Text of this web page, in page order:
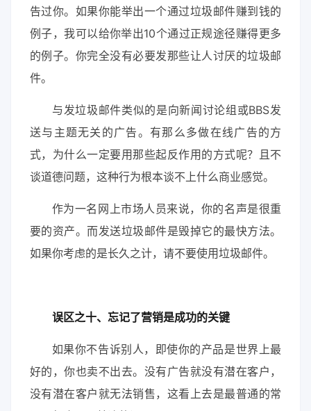
告过你。如果你能举出一个通过垃圾邮件赚到钱的
例子，我可以给你举出10个通过正规途径赚得更多
的例子。你完全没有必要发那些让人讨厌的垃圾邮
件。
与发垃圾邮件类似的是向新闻讨论组或BBS发
送与主题无关的广告。有那么多做在线广告的方
式，为什么一定要用那些起反作用的方式呢？且不
谈道德问题，这种行为根本谈不上什么商业感觉。
作为一名网上市场人员来说，你的名声是很重
要的资产。而发送垃圾邮件是毁掉它的最快方法。
如果你考虑的是长久之计，请不要使用垃圾邮件。
误区之十、忘记了营销是成功的关键
如果你不告诉别人，即使你的产品是世界上最
好的，你也卖不出去。没有广告就没有潜在客户，
没有潜在客户就无法销售，这看上去是最普通的常